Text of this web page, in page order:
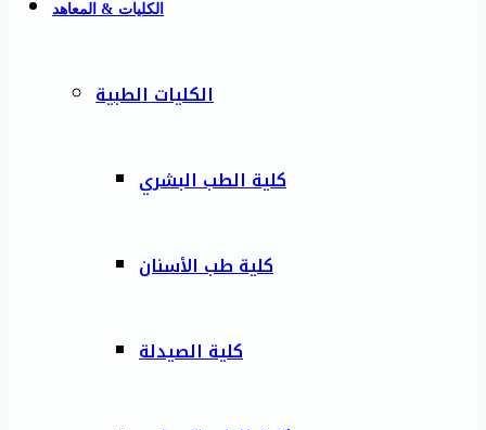
الكليات & المعاهد
الكليات الطبية
كلية الطب البشري
كلية طب الأسنان
كلية الصيدلة